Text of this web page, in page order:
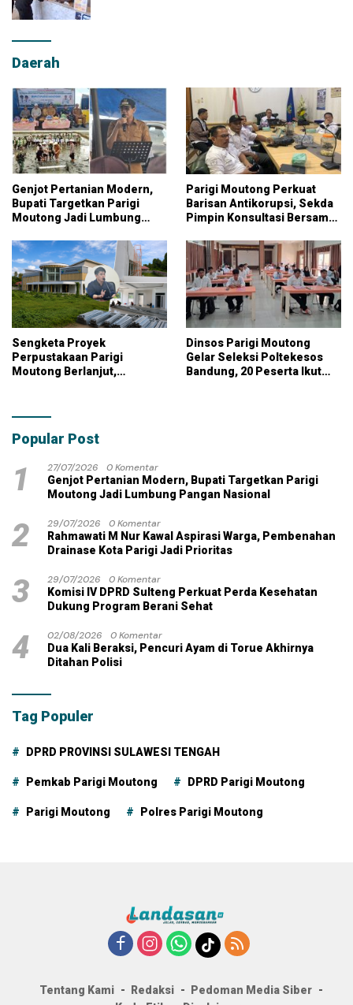
Daerah
Genjot Pertanian Modern,
Bupati Targetkan Parigi
Moutong Jadi Lumbung
Parigi Moutong Perkuat
Barisan Antikorupsi, Sekda
Pimpin Konsultasi Bersama
Sengketa Proyek
Perpustakaan Parigi
Moutong Berlanjut,
dengan Dana Pribadi
Dinsos Parigi Moutong
Gelar Seleksi Poltekesos
Bandung, 20 Peserta Ikut
Popular Post
1 27/07/2026
0 Komentar
Genjot Pertanian Modern, Bupati Targetkan Parigi
Moutong Jadi Lumbung Pangan Nasional
2 29/07/2026
0 Komentar
Rahmawati M Nur Kawal Aspirasi Warga, Pembenahan
Drainase Kota Parigi Jadi Prioritas
3 29/07/2026
0 Komentar
Komisi IV DPRD Sulteng Perkuat Perda Kesehatan
Dukung Program Berani Sehat
4 02/08/2026
0 Komentar
Dua Kali Beraksi, Pencuri Ayam di Torue Akhirnya
Ditahan Polisi
Tag Populer
DPRD PROVINSI SULAWESI TENGAH
Pemkab Parigi Moutong DPRD Parigi Moutong
Parigi Moutong Polres Parigi Moutong
Tentang Kami Redaksi
Pedoman Media Siber